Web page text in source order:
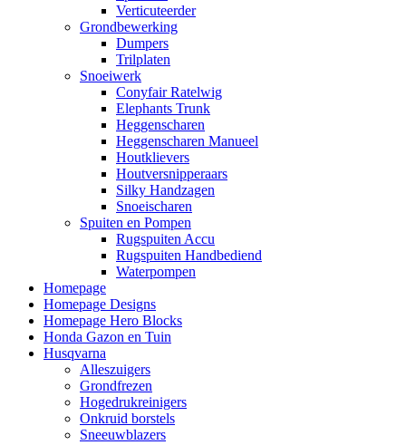
Verticuteerder
Grondbewerking
Dumpers
Trilplaten
Snoeiwerk
Conyfair Ratelwig
Elephants Trunk
Heggenscharen
Heggenscharen Manueel
Houtklievers
Houtversnipperaars
Silky Handzagen
Snoeischaren
Spuiten en Pompen
Rugspuiten Accu
Rugspuiten Handbediend
Waterpompen
Homepage
Homepage Designs
Homepage Hero Blocks
Honda Gazon en Tuin
Husqvarna
Alleszuigers
Grondfrezen
Hogedrukreinigers
Onkruid borstels
Sneeuwblazers